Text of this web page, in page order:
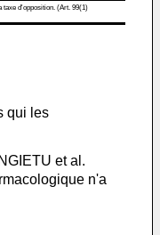
taxe d'opposition. (Art. 99(1)
qui les
et al.
n'a